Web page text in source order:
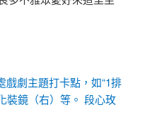
戲劇主題打卡點，如“1排
裝鏡（右）等。 段心玫